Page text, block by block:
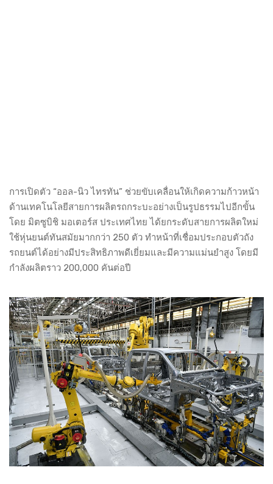
การเปิดตัว “ออล-นิว ไทรทัน” ช่วยขับเคลื่อนให้เกิดความก้าวหน้า
ด้านเทคโนโลยีสายการผลิตรถกระบะอย่างเป็นรูปธรรมไปอีกขั้น
โดย มิตซูบิชิ มอเตอร์ส ประเทศไทย ได้ยกระดับสายการผลิตใหม่
ใช้หุ่นยนต์ทันสมัยมากกว่า 250 ตัว ทำหน้าที่เชื่อมประกอบตัวถัง
รถยนต์ได้อย่างมีประสิทธิภาพดีเยี่ยมและมีความแม่นยำสูง โดยมี
กำลังผลิตราว 200,000 คันต่อปี